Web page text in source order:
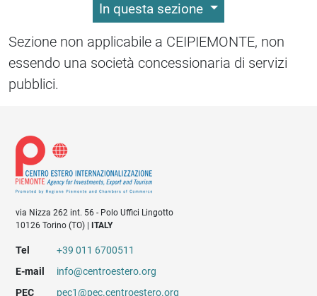
In questa sezione
Sezione non applicabile a CEIPIEMONTE, non
essendo una società concessionaria di servizi
pubblici.
via Nizza 262 int. 56 - Polo Uffici Lingotto
10126 Torino (TO) |
ITALY
Tel
+39 011 6700511
E-mail
info@centroestero.org
PEC
pec1@pec.centroestero.org